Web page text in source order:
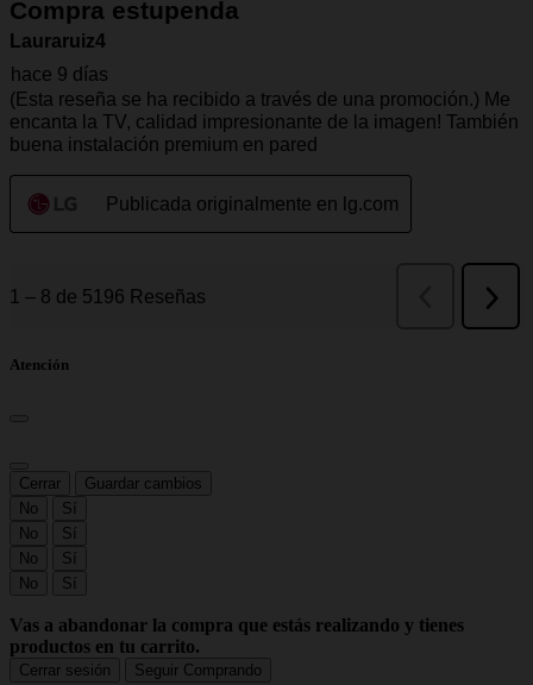
Atención
Cerrar
Guardar cambios
No
Sí
No
Sí
No
Sí
No
Sí
Vas a abandonar la compra que estás realizando y tienes
productos en tu carrito.
Cerrar sesión Seguir Comprando